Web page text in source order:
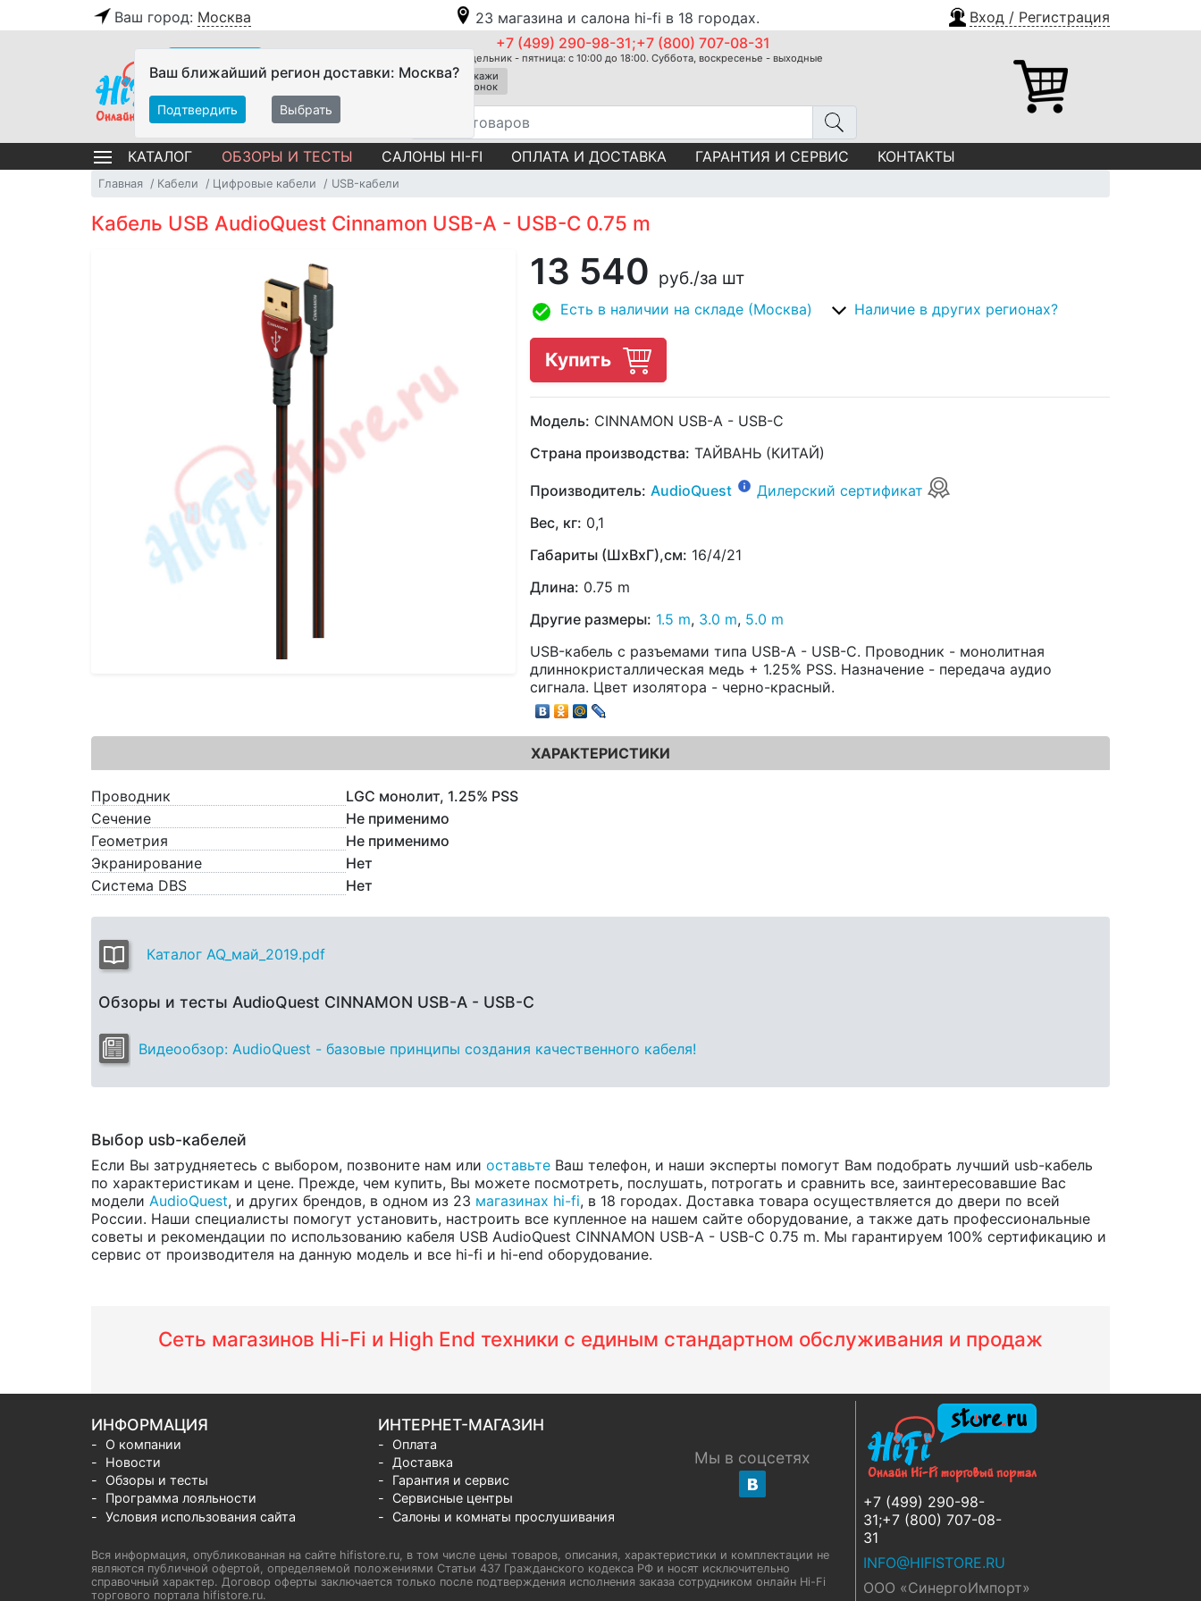
Ваш город: Москва 23 магазина и салона hi-fi в 18 городах. Вход / Регистрация
Ваш ближайший регион доставки: Москва?
Подтвердить Выбрать
+7 (499) 290-98-31;+7 (800) 707-08-31
Понедельник - пятница: с 10:00 до 18:00. Суббота, воскресенье - выходные
Закажи
звонок
КАТАЛОГ ОБЗОРЫ И ТЕСТЫ САЛОНЫ HI-FI ОПЛАТА И ДОСТАВКА ГАРАНТИЯ И СЕРВИС КОНТАКТЫ
Главная Кабели Цифровые кабели USB-кабели
Кабель USB AudioQuest Cinnamon USB-A - USB-C 0.75 m
13 540 руб./за шт
Есть в наличии на складе (Москва) Наличие в других регионах?
Купить
Модель: CINNAMON USB-A - USB-C
Страна производства: ТАЙВАНЬ (КИТАЙ)
Производитель: AudioQuest
Дилерский сертификат
Вес, кг: 0,1
Габариты (ШхВхГ),см: 16/4/21
Длина: 0.75 m
Другие размеры: 1.5 m, 3.0 m, 5.0 m
USB-кабель с разъемами типа USB-A - USB-С. Проводник - монолитная
длиннокристаллическая медь + 1.25% PSS. Назначение - передача аудио
сигнала. Цвет изолятора - черно-красный.
ХАРАКТЕРИСТИКИ
Проводник
LGC монолит, 1.25% PSS
Сечение
Не применимо
Геометрия
Не применимо
Экранирование
Нет
Система DBS
Нет
Каталог AQ_май_2019.pdf
Обзоры и тесты AudioQuest CINNAMON USB-A - USB-C
Видеообзор: AudioQuest - базовые принципы создания качественного кабеля!
Выбор usb-кабелей
Если Вы затрудняетесь с выбором, позвоните нам или оставьте Ваш телефон, и наши эксперты помогут Вам подобрать лучший usb-кабель
по характеристикам и цене. Прежде, чем купить, Вы можете посмотреть, послушать, потрогать и сравнить все, заинтересовавшие Вас
модели AudioQuest, и других брендов, в одном из 23 магазинах hi-fi, в 18 городах. Доставка товара осуществляется до двери по всей
России. Наши специалисты помогут установить, настроить все купленное на нашем сайте оборудование, а также дать профессиональные
советы и рекомендации по использованию кабеля USB AudioQuest CINNAMON USB-A - USB-C 0.75 m. Мы гарантируем 100% сертификацию и
сервис от производителя на данную модель и все hi-fi и hi-end оборудование.
Сеть магазинов Hi-Fi и High End техники с единым стандартном обслуживания и продаж
+7 (499) 290-98-
31;+7 (800) 707-08-
31
INFO@HIFISTORE.RU
ООО «СинергоИмпорт»
ИНФОРМАЦИЯ
О компании
Новости
Обзоры и тесты
Программа лояльности
Условия использования сайта
ИНТЕРНЕТ-МАГАЗИН
Оплата
Доставка
Гарантия и сервис
Сервисные центры
Салоны и комнаты прослушивания
Мы в соцсетях
Вся информация, опубликованная на сайте hifistore.ru, в том числе цены товаров, описания, характеристики и комплектации не
являются публичной офертой, определяемой положениями Статьи 437 Гражданского кодекса РФ и носят исключительно
справочный характер. Договор оферты заключается только после подтверждения исполнения заказа сотрудником онлайн Hi-Fi
торгового портала hifistore.ru.